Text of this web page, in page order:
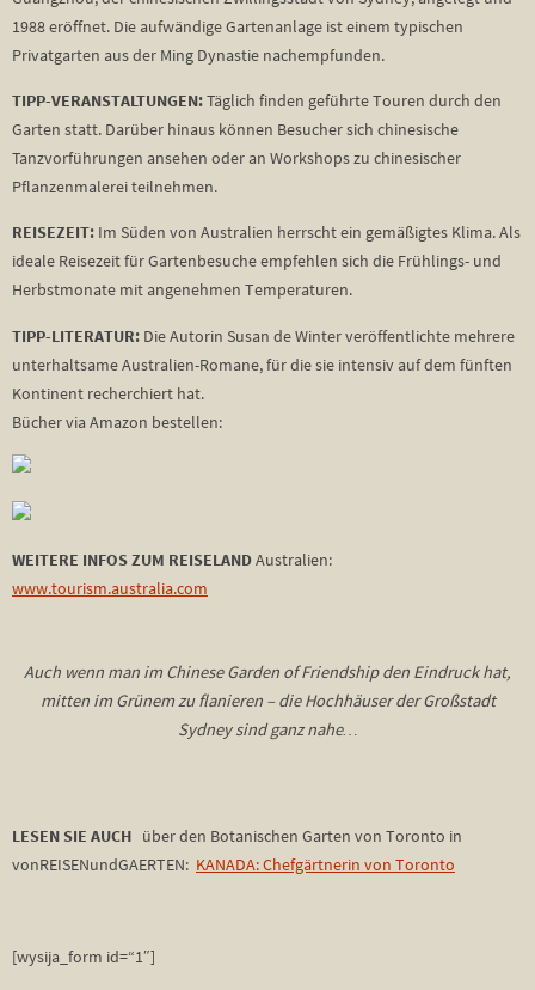
1988 eröffnet. Die aufwändige Gartenanlage ist einem typischen
Privatgarten aus der Ming Dynastie nachempfunden.
TIPP-VERANSTALTUNGEN:Täglich finden geführte Touren durch den
Garten statt. Darüber hinaus können Besucher sich chinesische
Tanzvorführungen ansehen oder an Workshops zu chinesischer
Pflanzenmalerei teilnehmen.
REISEZEIT: Im Süden von Australien herrscht ein gemäßigtes Klima. Als
ideale Reisezeit für Gartenbesuche empfehlen sich die Frühlings- und
Herbstmonate mit angenehmen Temperaturen.
TIPP-LITERATUR: Die Autorin Susan de Winter veröffentlichte mehrere
unterhaltsame Australien-Romane, für die sie intensiv auf dem fünften
Kontinent recherchiert hat.
Bücher via Amazon bestellen:
WEITERE INFOS ZUM REISELANDAustralien:
www.tourism.australia.com
Auch wenn man im Chinese Garden of Friendship den Eindruck hat,
mitten im Grünem zu flanieren – die Hochhäuser der Großstadt
Sydney sind ganz nahe…
LESEN SIE AUCH über den Botanischen Garten von Toronto in
vonREISENundGAERTEN: KANADA: Chefgärtnerin von Toronto
[wysija_form id=“1″]